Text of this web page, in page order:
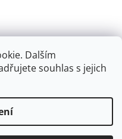
Dalším
souhlas s jejich